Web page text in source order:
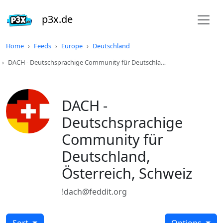
p3x.de
Home Feeds Europe
Deutschland
DACH - Deutschsprachige Community für Deutschla…
DACH -
Deutschsprachige
Community für
Deutschland,
Österreich, Schweiz
!dach@feddit.org